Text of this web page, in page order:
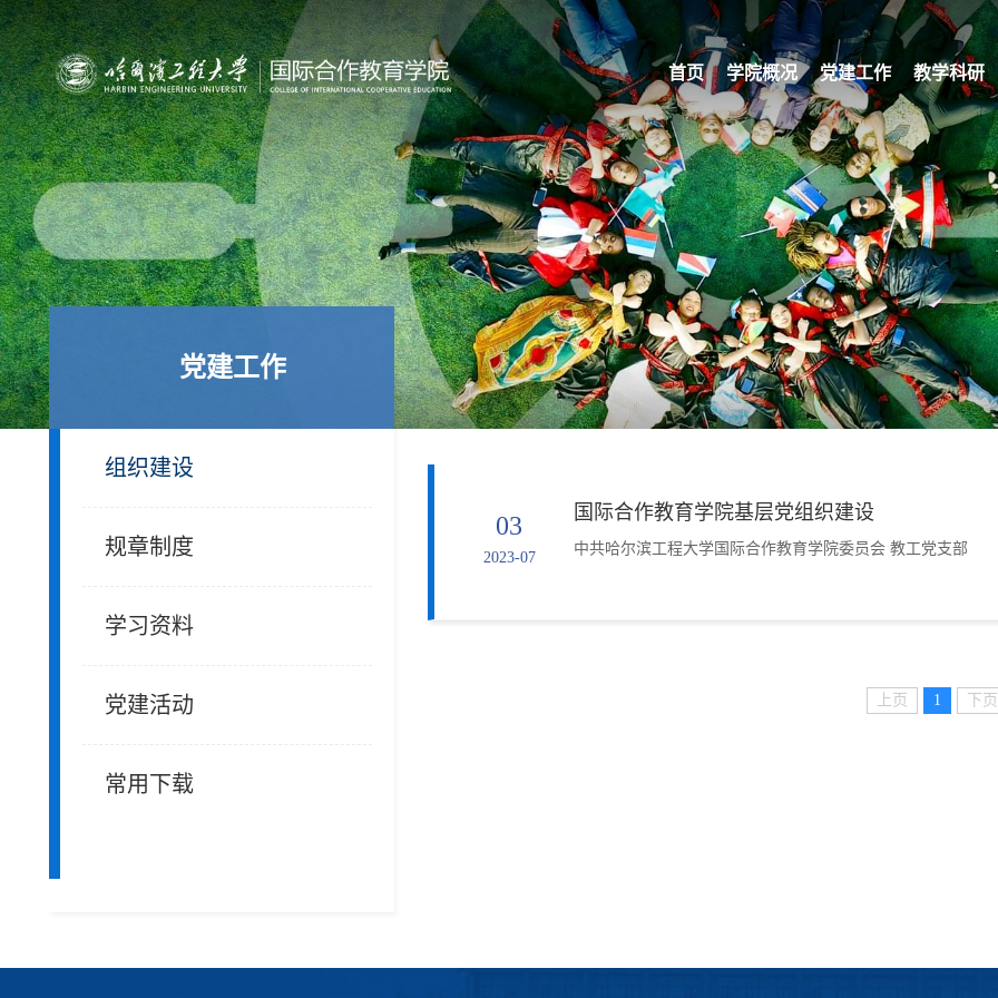
首页 学院概况 党建工作 教学科研
党建工作
组织建设
规章制度
学习资料
党建活动
常用下载
03
2023-07
国际合作教育学院基层党组织建设
中共哈尔滨工程大学国际合作教育学院委员会 教工党支部
上页 1 下页